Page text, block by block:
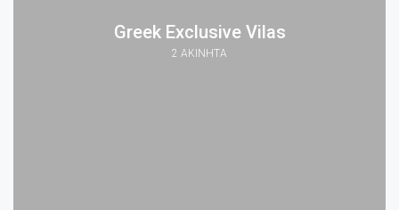
Greek Exclusive Vilas
2 ΑΚΊΝΗΤΑ